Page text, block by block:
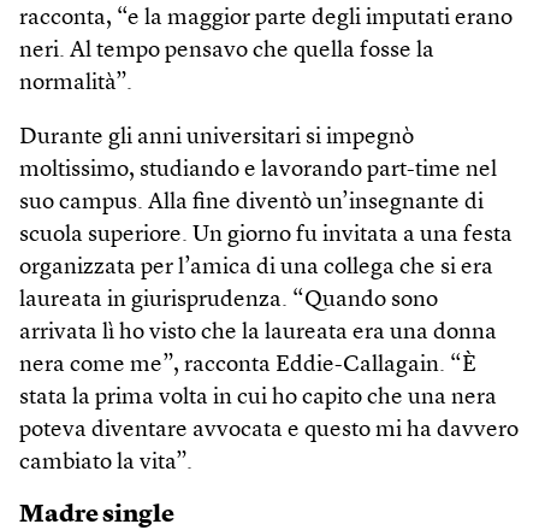
racconta, “e la maggior parte degli imputati erano
neri. Al tempo pensavo che quella fosse la
normalità”.
Durante gli anni universitari si impegnò
moltissimo, studiando e lavorando part-time nel
suo campus. Alla fine diventò un’insegnante di
scuola superiore. Un giorno fu invitata a una festa
organizzata per l’amica di una collega che si era
laureata in giurisprudenza. “Quando sono
arrivata lì ho visto che la laureata era una donna
nera come me”, racconta Eddie-Callagain. “È
stata la prima volta in cui ho capito che una nera
poteva diventare avvocata e questo mi ha davvero
cambiato la vita”.
Madre single